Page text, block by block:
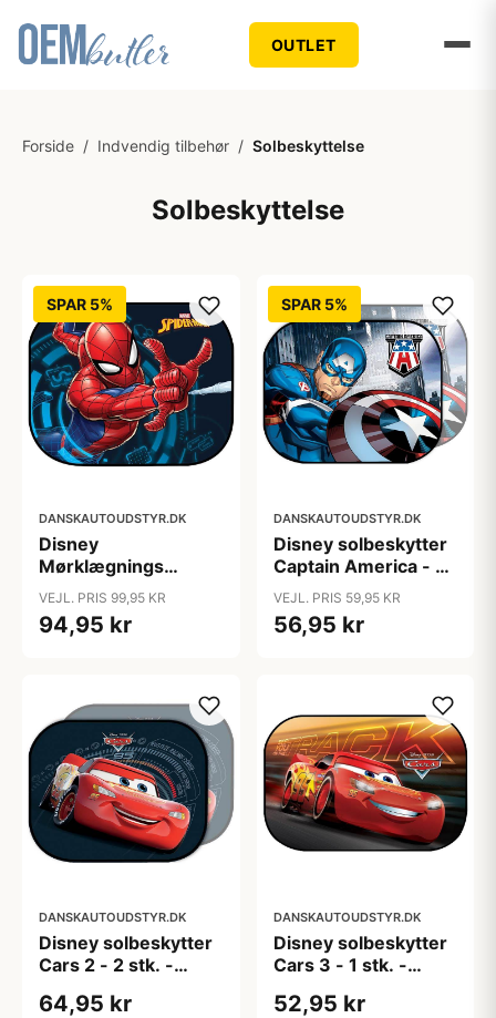
OUTLET
Forside / Indvendig tilbehør / Solbeskyttelse
Solbeskyttelse
SPAR 5%
DANSKAUTOUDSTYR.DK
Disney
Mørklægnings
solbeskytter
Spiderman - 1 stk. -
44x35 cm
VEJL. PRIS 99,95 KR
94,95 kr
SPAR 5%
DANSKAUTOUDSTYR.DK
Disney solbeskytter
Captain America - 2
stk. - 44x35 cm
VEJL. PRIS 59,95 KR
56,95 kr
DANSKAUTOUDSTYR.DK
Disney solbeskytter
Cars 2 - 2 stk. -
64,95 kr
DANSKAUTOUDSTYR.DK
Disney solbeskytter
Cars 3 - 1 stk. -
52,95 kr